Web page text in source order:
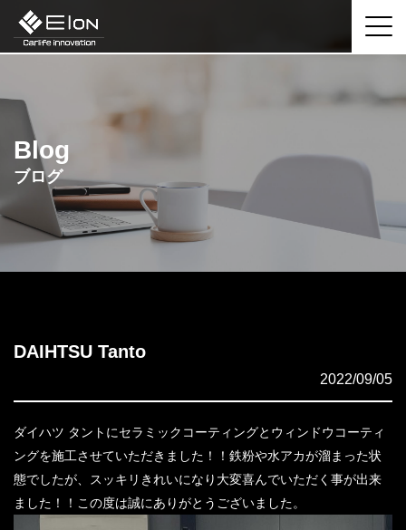
Blog
ブログ
DAIHTSU Tanto
2022/09/05
ダイハツ タントにセラミックコーティングとウィンドウコーティ
ングを施工させていただきました！！鉄粉や水アカが溜まった状
態でしたが、スッキリきれいになり大変喜んでいただく事が出来
ました！！この度は誠にありがとうございました。